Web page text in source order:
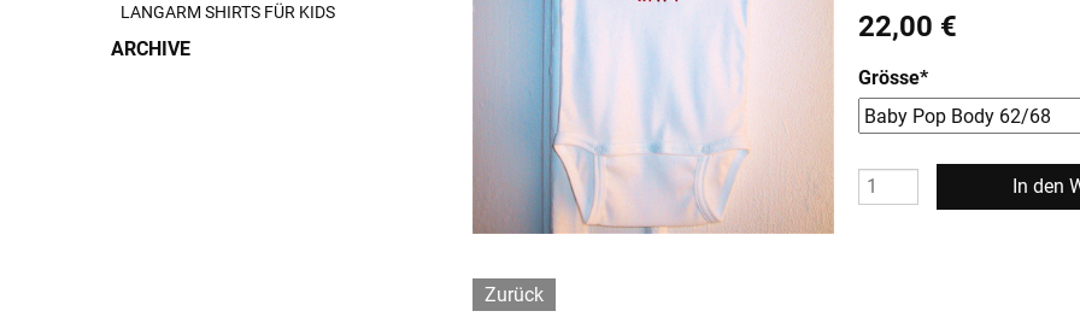
22,00 €
Grösse*
Zurück
LANGARM SHIRTS FÜR KIDS
ARCHIVE